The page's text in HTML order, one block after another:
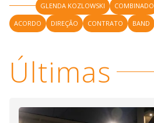
GLENDA KOZLOWSKI COMBINADO
ACORDO
DIREÇÃO CONTRATO BAND
Últimas